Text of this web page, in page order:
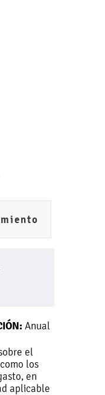
Anual
el
los
en
aplicable